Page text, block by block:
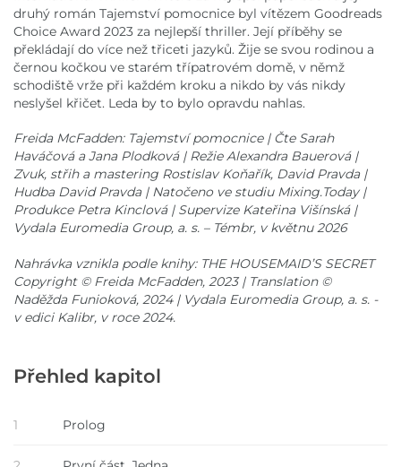
druhý román Tajemství pomocnice byl vítězem Goodreads
Choice Award 2023 za nejlepší thriller. Její příběhy se
překládají do více než třiceti jazyků. Žije se svou rodinou a
černou kočkou ve starém třípatrovém domě, v němž
schodiště vrže při každém kroku a nikdo by vás nikdy
neslyšel křičet. Leda by to bylo opravdu nahlas.
Freida McFadden: Tajemství pomocnice | Čte Sarah
Haváčová a Jana Plodková | Režie Alexandra Bauerová |
Zvuk, střih a mastering Rostislav Koňařík, David Pravda |
Hudba David Pravda | Natočeno ve studiu Mixing.Today |
Produkce Petra Kinclová | Supervize Kateřina Višínská |
Vydala Euromedia Group, a. s. – Témbr, v květnu 2026
Nahrávka vznikla podle knihy: THE HOUSEMAID’S SECRET
Copyright © Freida McFadden, 2023 | Translation ©
Naděžda Funioková, 2024 | Vydala Euromedia Group, a. s. -
v edici Kalibr, v roce 2024.
Přehled kapitol
1 Prolog